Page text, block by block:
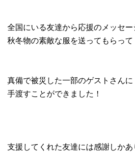
全国にいる友達から応援のメッセ
秋冬物の素敵な服を送ってもらって
真備で被災した一部のゲストさんに
手渡すことができました！
支援してくれた友達には感謝しか